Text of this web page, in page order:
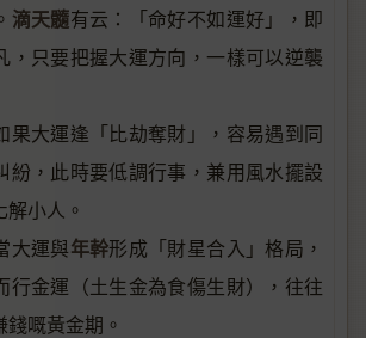
滴天髓有云：「命好不如運好」，即
，只要把握大運方向，一樣可以逆襲
果大運逢「比劫奪財」，容易遇到同
紛，此時要低調行事，兼用風水擺設
解小人。
大運與年幹形成「財星合入」格局，
行金運（土生金為食傷生財），往往
嘅黃金期。